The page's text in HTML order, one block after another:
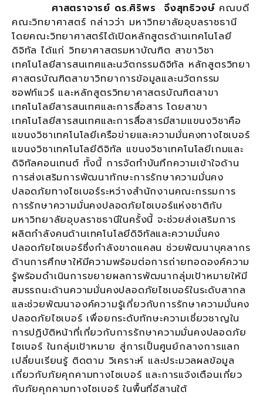
ศาสตราจารย์ ดร.ศิริพร จึงสุทธิวงษ์ คณบดี
คณะวิทยาศาสตร์ กล่าวว่า มหาวิทยาลัยอุบลราชธานี
โดยคณะวิทยาศาสตร์ได้เปิดหลักสูตรด้านเทคโนโลยี
ดิจิทัล ได้แก่ วิทยาศาสตรมหาบัณฑิต สาขาวิชา
เทคโนโลยีสารสนเทศและนวัตกรรมดิจิทัล หลักสูตรวิทยา
ศาสตรบัณฑิตสาขาวิทยาการข้อมูลและนวัตกรรม
ซอฟท์แวร์ และหลักสูตรวิทยาศาสตรบัณฑิตสาขา
เทคโนโลยีสารสนเทศและการสื่อสาร โดยสาขา
เทคโนโลยีสารสนเทศและการสื่อสารมีสามแขนงวิชาคือ
แขนงวิชาเทคโนโลยีเครือข่ายและความมั่นคงทางไซเบอร์
แขนงวิชาเทคโนโลยีดิจิทัล แขนงวิชาเทคโนโลยีเกมและ
ดิจิทัลคอนเทนต์ ทั้งนี้ การจัดทำบันทึกความเข้าใจด้าน
การส่งเสริมการพัฒนาทักษะการรักษาความมั่นคง
ปลอดภัยทางไซเบอร์ระหว่างสำนักงานคณะกรรมการ
การรักษาความมั่นคงปลอดภัยไซเบอร์แห่งชาติกับ
มหาวิทยาลัยอุบลราชธานีในครั้งนี้ จะช่วยส่งเสริมการ
ผลิตกำลังคนด้านเทคโนโลยีดิจิทัลและความมั่นคง
ปลอดภัยไซเบอร์ซึ่งกำลังขาดแคลน ช่วยพัฒนาบุคลากร
ด้านการศึกษาให้มีความพร้อมต่อการถ่ายทอดองค์ความ
รู้พร้อมดำเนินการขยายผลการพัฒนากลุ่มเป้าหมายให้มี
สมรรถนะด้านความมั่นคงปลอดภัยไซเบอร์ในระดับสากล
และช่วยพัฒนาองค์ความรู้เกี่ยวกับการรักษาความมั่นคง
ปลอดภัยไซเบอร์ เพื่อยกระดับทักษะความเชี่ยวชาญใน
การปฏิบัติหน้าที่เกี่ยวกับการรักษาความมั่นคงปลอดภัย
ไซเบอร์ ในกลุ่มเป้าหมาย สู่การเป็นศูนย์กลางการแลก
เปลี่ยนเรียนรู้ ติดตาม วิเคราะห์ และประมวลผลข้อมูล
เกี่ยวกับภัยคุกคามทางไซเบอร์ และการแจ้งเตือนเกี่ยว
กับภัยคุกคามทางไซเบอร์ ในพื้นที่อีสานใต้